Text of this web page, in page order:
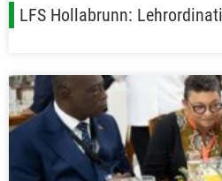
LFS Hollabrunn: